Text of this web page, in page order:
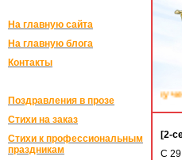
На главную сайта
На главную блога
Контакты
Поздравления в прозе
Стихи на заказ
Стихи к профессиональным
праздникам
человеку в "ЛУК-МЕДИА":
[2-
C